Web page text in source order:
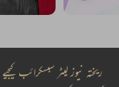
ریختہ نیوز لیٹر سبسکرائب کیجیے